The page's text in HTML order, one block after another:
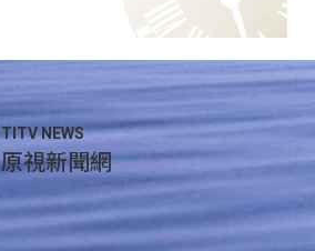
TITV NEWS
原視新聞網